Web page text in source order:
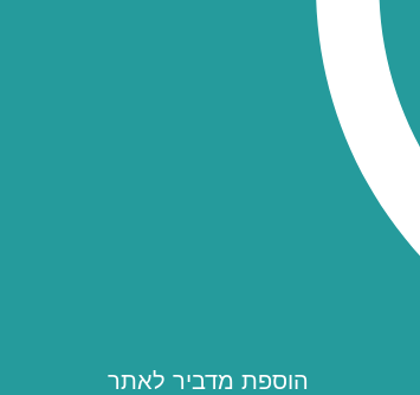
הוספת מדביר לאתר